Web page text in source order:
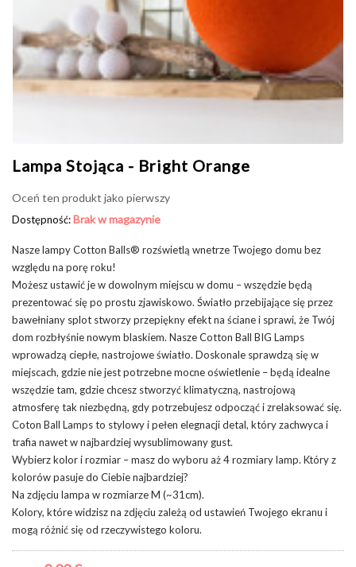
Lampa Stojąca - Bright Orange
Oceń ten produkt jako pierwszy
Dostępność:Brak w magazynie
Nasze lampy Cotton Balls® rozświetlą wnetrze Twojego domu bez
względu na porę roku!
Możesz ustawić je w dowolnym miejscu w domu – wszędzie będą
prezentować się po prostu zjawiskowo. Światło przebijające się przez
bawełniany splot stworzy przepiękny efekt na ściane i sprawi, że Twój
dom rozbłyśnie nowym blaskiem. Nasze Cotton Ball BIG Lamps
wprowadzą ciepłe, nastrojowe światło. Doskonale sprawdzą się w
miejscach, gdzie nie jest potrzebne mocne oświetlenie – będą idealne
wszędzie tam, gdzie chcesz stworzyć klimatyczną, nastrojową
atmosferę tak niezbędną, gdy potrzebujesz odpocząć i zrelaksować się.
Coton Ball Lamps to stylowy i pełen elegnacji detal, który zachwyca i
trafia nawet w najbardziej wysublimowany gust.
Wybierz kolor i rozmiar – masz do wyboru aż 4 rozmiary lamp. Który z
kolorów pasuje do Ciebie najbardziej?
Na zdjęciu lampa w rozmiarze M (~31cm).
Kolory, które widzisz na zdjęciu zależą od ustawień Twojego ekranu i
mogą różnić się od rzeczywistego koloru.